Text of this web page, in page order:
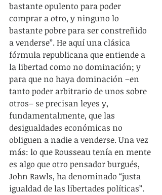
bastante opulento para poder
comprar a otro, y ninguno lo
bastante pobre para ser constreñido
a venderse”. He aquí una clásica
fórmula republicana que entiende a
la libertad como no dominación; y
para que no haya dominación –en
tanto poder arbitrario de unos sobre
otros– se precisan leyes y,
fundamentalmente, que las
desigualdades económicas no
obliguen a nadie a venderse. Una vez
más: lo que Rousseau tenía en mente
es algo que otro pensador burgués,
John Rawls, ha denominado “justa
igualdad de las libertades políticas”.